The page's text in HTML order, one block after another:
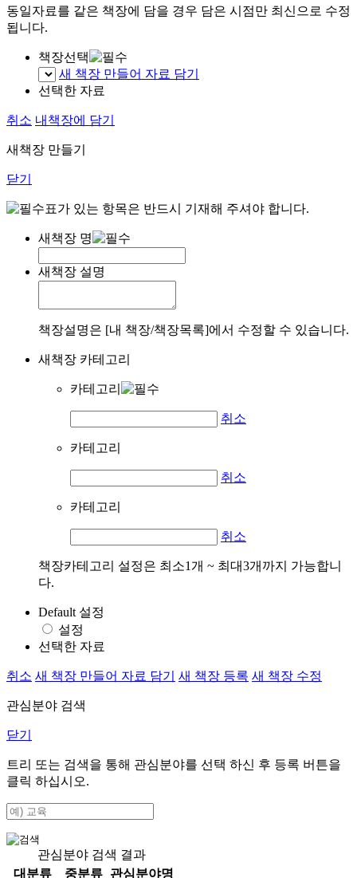
동일자료를 같은 책장에 담을 경우 담은 시점만 최신으로 수정
됩니다.
책장선택
새 책장 만들어 자료 담기
선택한 자료
취소 내책장에 담기
새책장 만들기
닫기
표가 있는 항목은 반드시 기재해 주셔야 합니다.
새책장 명
새책장 설명
책장설명은 [내 책장/책장목록]에서 수정할 수 있습니다.
새책장 카테고리
카테고리
취소
카테고리
취소
카테고리
취소
책장카테고리 설정은 최소1개 ~ 최대3개까지 가능합니
다.
Default 설정
설정
선택한 자료
취소 새 책장 만들어 자료 담기 새 책장 등록 새 책장 수정
관심분야 검색
닫기
트리 또는 검색을 통해 관심분야를 선택 하신 후 등록 버튼을
클릭 하십시오.
관심분야 검색 결과
대분류
중분류
관심분야명